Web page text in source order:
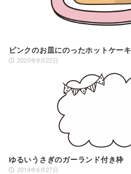
ピンクのお皿にのったホットケーキ
2020年9月22日
ゆるいうさぎのガーランド付き枠
2019年6月27日